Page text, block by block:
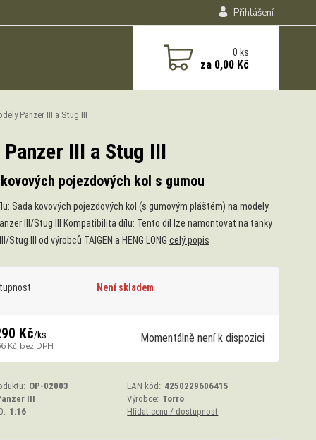
Přihlášení
0ks
za 0,00 Kč
Panzer III a Stug III
III a Stug III
pojezdových kol s gumou
Sada kovových pojezdových kol (s gumovým pláštěm) na modely
III/Stug III Kompatibilita dílu: Tento díl lze namontovat na tanky
Stug III od výrobců TAIGEN a HENG LONG celý popis
Není skladem
Kč/ks
Kč bez DPH
Momentálně není k dispozici
OP-02003 EAN kód: 4250229606415
III Výrobce: Torro
1:16 Hlídat cenu / dostupnost